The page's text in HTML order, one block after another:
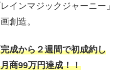
レインマジックジャーニー」
創造。
成から２週間で初成約し
商99万円達成！！